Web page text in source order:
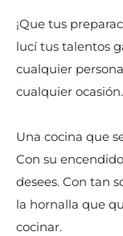
¡Que tus
lucí tus talentos
cualquier
cualquier ocasión.
Una cocina que
Con su
desees. Con tan
la hornalla que
cocinar.